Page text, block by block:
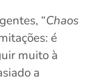
“Chaos
é
muito à
a